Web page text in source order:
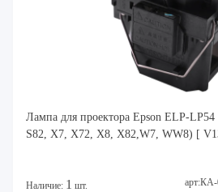
Лампа для проектора Epson ELP-
S82, X7, X72, X8, X82,W7, WW8) [
Наличие: 1 шт. арт:КА-